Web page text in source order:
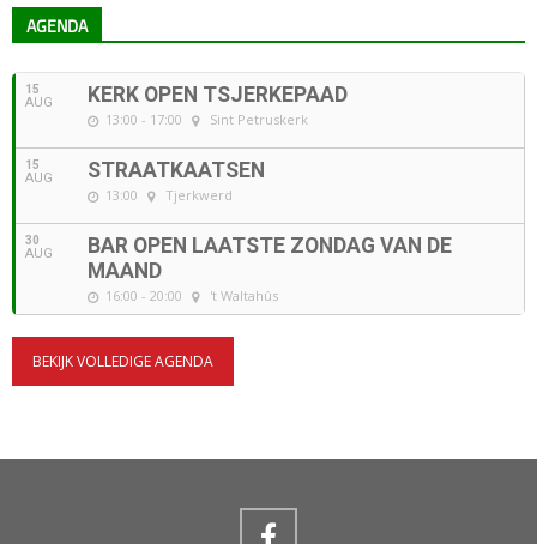
AGENDA
15
AUG KERK OPEN TSJERKEPAAD
13:00 - 17:00 Sint Petruskerk
15
AUG STRAATKAATSEN
13:00 Tjerkwerd
30
AUG
BAR OPEN LAATSTE ZONDAG VAN DE
MAAND
16:00 - 20:00 't Waltahûs
BEKIJK VOLLEDIGE AGENDA